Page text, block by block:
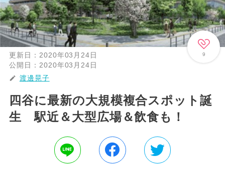
9
更新日： 2020年03月24日
公開日： 2020年03月24日
渡邊晃子
四谷に最新の大規模複合スポット誕
生 駅近＆大型広場＆飲食も！